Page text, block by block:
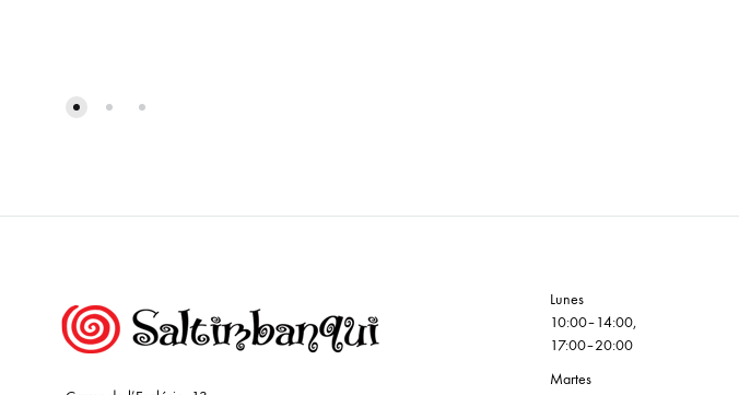
Lunes
10:00–14:00,
17:00–20:00
Martes